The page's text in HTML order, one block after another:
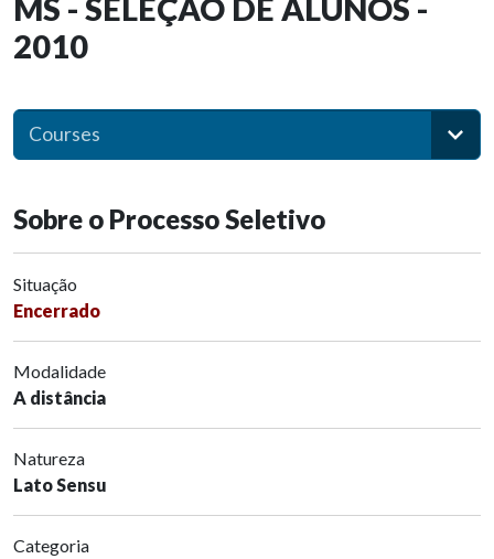
MS - SELEÇÃO DE ALUNOS -
2010
Courses
Sobre o Processo Seletivo
Situação
Encerrado
Modalidade
A distância
Natureza
Lato Sensu
Categoria